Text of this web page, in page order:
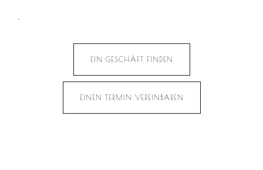
.
EIN GESCHÄFT FINDEN
EINEN TERMIN VEREINBAREN